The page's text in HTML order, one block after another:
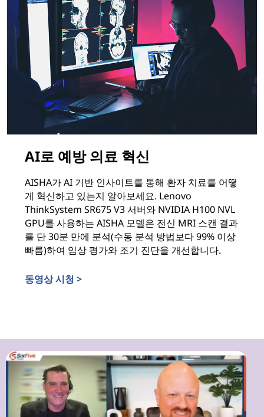
AI로 예방 의료 혁신
AISHA가 AI 기반 인사이트를 통해 환자 치료를 어떻
게 혁신하고 있는지 알아보세요. Lenovo
ThinkSystem SR675 V3 서버와 NVIDIA H100 NVL
GPU를 사용하는 AISHA 모델은 전신 MRI 스캔 결과
를 단 30분 만에 분석(수동 분석 방법보다 99% 이상
빠름)하여 임상 평가와 조기 진단을 개선합니다.
동영상 시청 >